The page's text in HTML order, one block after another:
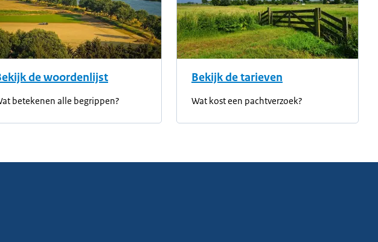
de woordenlijst
betekenen alle begrippen?
Bekijk de tarieven
Wat kost een pachtverzoek?